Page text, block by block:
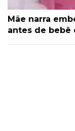
Mãe narra
antes de bebê